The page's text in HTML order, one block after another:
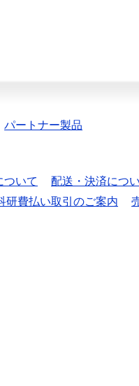
パートナー製品
ついて 配送・決済につ
研費払い取引のご案内